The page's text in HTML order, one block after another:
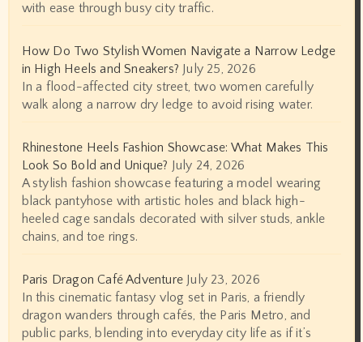
with ease through busy city traffic.
How Do Two Stylish Women Navigate a Narrow Ledge
in High Heels and Sneakers? July 25, 2026
In a flood-affected city street, two women carefully
walk along a narrow dry ledge to avoid rising water.
Rhinestone Heels Fashion Showcase: What Makes This
Look So Bold and Unique? July 24, 2026
A stylish fashion showcase featuring a model wearing
black pantyhose with artistic holes and black high-
heeled cage sandals decorated with silver studs, ankle
chains, and toe rings.
Paris Dragon Café Adventure July 23, 2026
In this cinematic fantasy vlog set in Paris, a friendly
dragon wanders through cafés, the Paris Metro, and
public parks, blending into everyday city life as if it’s